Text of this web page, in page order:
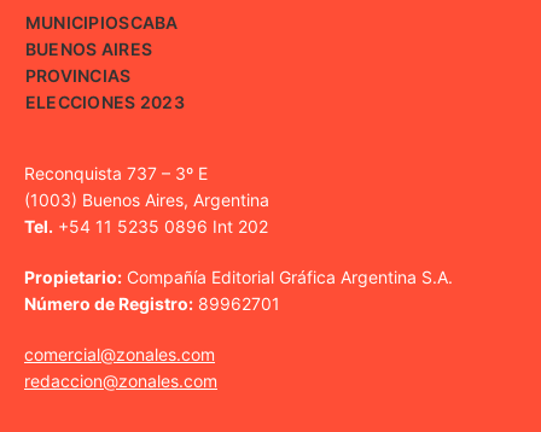
MUNICIPIOSCABA
BUENOS AIRES
PROVINCIAS
ELECCIONES 2023
Reconquista 737 – 3º E
(1003) Buenos Aires, Argentina
Tel. +54 11 5235 0896 Int 202
Propietario: Compañía Editorial Gráfica Argentina S.A.
Número de Registro: 89962701
comercial@zonales.com
redaccion@zonales.com